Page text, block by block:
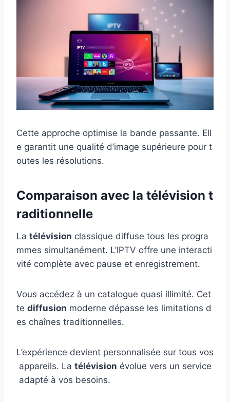
Cette approche optimise la bande passante. Ell
e garantit une qualité d’image supérieure pour t
outes les résolutions.
Comparaison avec la télévision t
raditionnelle
La télévision classique diffuse tous les progra
mmes simultanément. L’IPTV offre une interacti
vité complète avec pause et enregistrement.
Vous accédez à un catalogue quasi illimité. Cet
te diffusion moderne dépasse les limitations d
es chaînes traditionnelles.
L’expérience devient personnalisée sur tous vos
appareils. La télévision évolue vers un service
adapté à vos besoins.